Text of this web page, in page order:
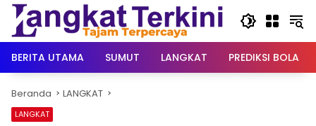
Langsung
konten
BERITA UTAMA
SUMUT LANGKAT PREDIKSI BOLA
Beranda LANGKAT
LANGKAT